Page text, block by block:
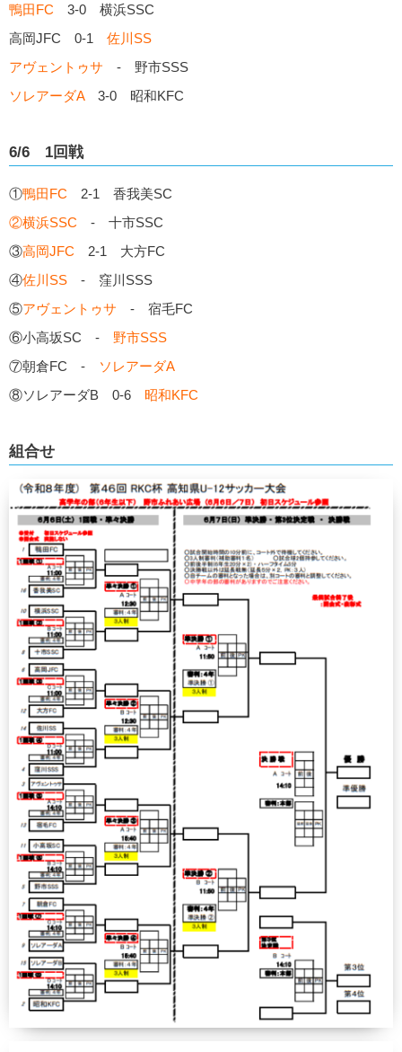
鴨田FC 3-0 横浜SSC
高岡JFC 0-1 佐川SS
アヴェントゥサ - 野市SSS
ソレアーダA3-0 昭和KFC
6/6 1回戦
①鴨田FC 2-1 香我美SC
②横浜SSC - 十市SSC
③高岡JFC 2-1 大方FC
④佐川SS - 窪川SSS
⑤アヴェントゥサ - 宿毛FC
⑥小高坂SC - 野市SSS
⑦朝倉FC -
ソレアーダA
⑧ソレアーダB 0-6 昭和KFC
組合せ